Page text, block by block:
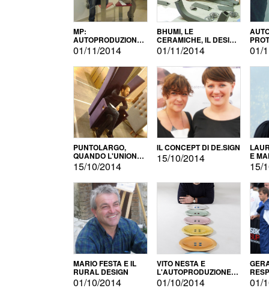
MP:
AUTOPRODUZIONE
E INNOVAZIONE
01/11/2014
BHUMI, LE
CERAMICHE, IL DESIGN
E L'AUTOPRODUZIONE
01/11/2014 01/
PUNTOLARGO,
QUANDO L'UNIONE
FA LA FORZA E
VINCE
15/10/2014
IL CONCEPT DI DE.SIGN
15/10/2014 E
15/
MARIO FESTA E IL
RURAL DESIGN
01/10/2014
VITO NESTA E
L'AUTOPRODUZIONE
COME RECUPERO DEI
SIMBOLI
01/10/2014 01/